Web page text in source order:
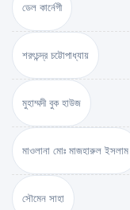
ডেল কার্নেগী
শরৎচন্দ্র চট্টোপাধ্যায়
মুহাম্মদী বুক হাউজ
মাওলানা মোঃ মাজহারুল ইসলাম
সৌমেন সাহা